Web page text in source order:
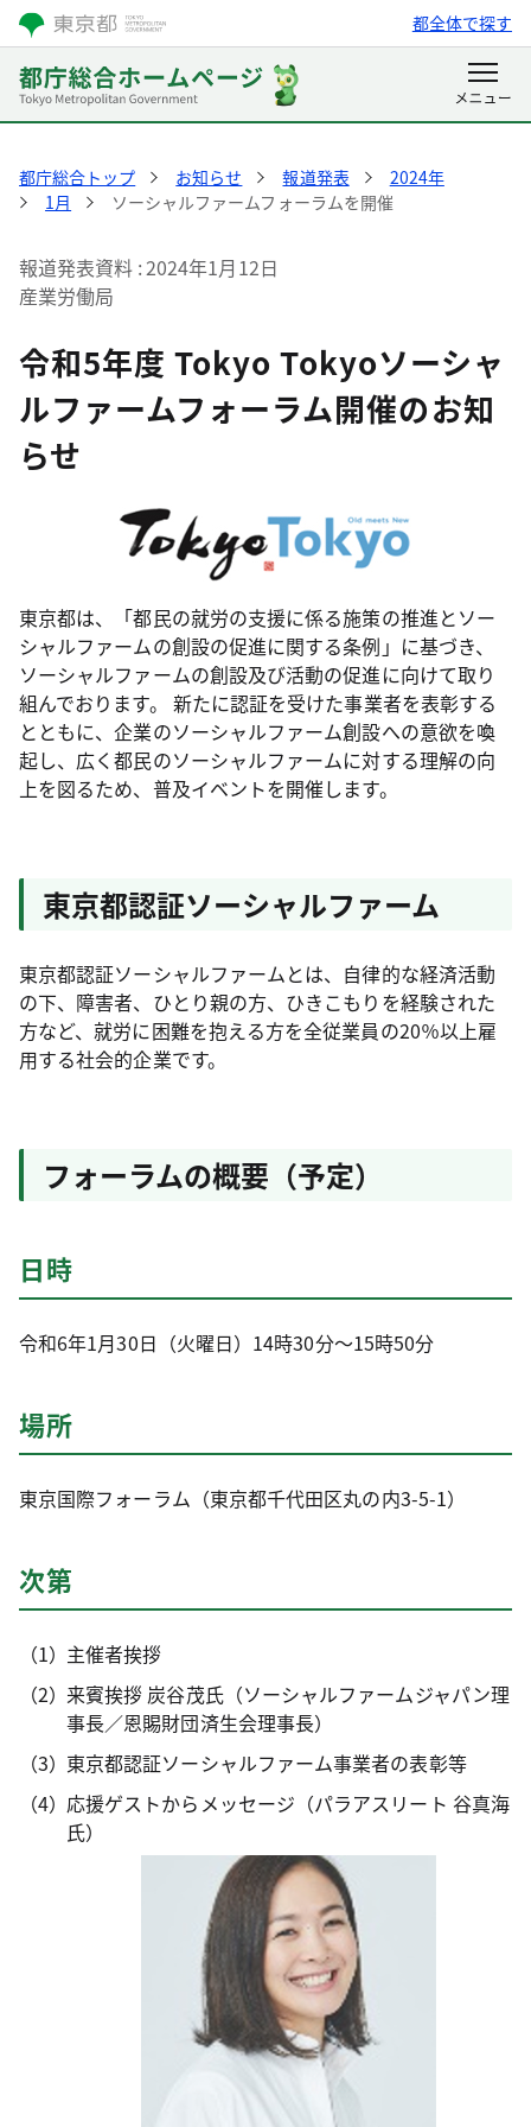
都全体で探す
都庁総合トップ お知らせ 報道発表
2024年
1月
ソーシャルファームフォーラムを開催
報道発表資料 2024年1月12日
産業労働局
令和5年度 Tokyo Tokyoソーシャ
ルファームフォーラム開催のお知
らせ
東京都は、「都民の就労の支援に係る施策の推進とソー
シャルファームの創設の促進に関する条例」に基づき、
ソーシャルファームの創設及び活動の促進に向けて取り
組んでおります。 新たに認証を受けた事業者を表彰する
とともに、企業のソーシャルファーム創設への意欲を喚
起し、広く都民のソーシャルファームに対する理解の向
上を図るため、普及イベントを開催します。
東京都認証ソーシャルファーム
東京都認証ソーシャルファームとは、自律的な経済活動
の下、障害者、ひとり親の方、ひきこもりを経験された
方など、就労に困難を抱える方を全従業員の20％以上雇
用する社会的企業です。
フォーラムの概要（予定）
日時
令和6年1月30日（火曜日）14時30分～15時50分
場所
東京国際フォーラム（東京都千代田区丸の内3-5-1）
次第
主催者挨拶
来賓挨拶 炭谷茂氏（ソーシャルファームジャパン理
事長／恩賜財団済生会理事長）
東京都認証ソーシャルファーム事業者の表彰等
応援ゲストからメッセージ（パラアスリート 谷真海
氏）